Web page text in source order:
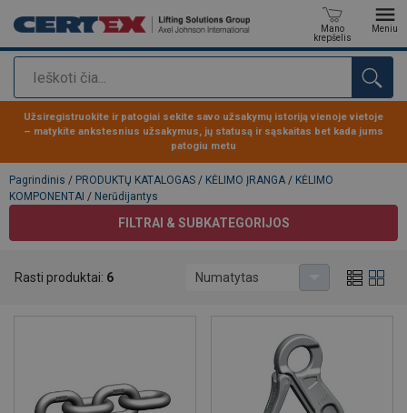
Paieška
Mano
krepšelis
Meniu
Produktas buvo pridėtas prie jūsų užklausos
Užsiregistruokite ir patogiai sekite savo užsakymų istoriją vienoje vietoje
– matykite ankstesnius užsakymus, jų statusą ir sąskaitas bet kada jums
patogiu metu
Pagrindinis / PRODUKTŲ KATALOGAS / KĖLIMO ĮRANGA / KĖLIMO
KOMPONENTAI / Nerūdijantys
FILTRAI & SUBKATEGORIJOS
Rasti produktai: 6 Numatytas